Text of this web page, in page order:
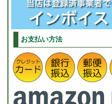
お支払い方法